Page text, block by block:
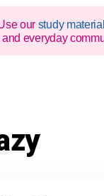
our study
everyday